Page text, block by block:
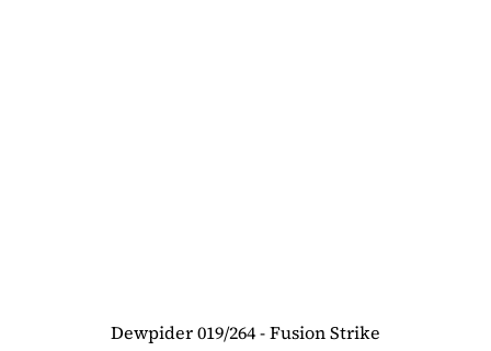
Dewpider 019/264 - Fusion Strike